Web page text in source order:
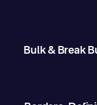
Bulk & Break